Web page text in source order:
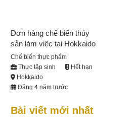
Đơn hàng chế biến thủy
sản làm việc tại Hokkaido
Chế biến thực phẩm
Thực tập sinh
Hết hạn
Hokkaido
Đăng 4 năm trước
Bài viết mới nhất